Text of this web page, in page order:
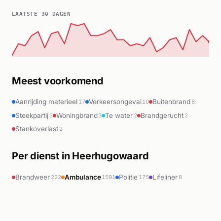
LAATSTE 30 DAGEN
Meest voorkomend
Aanrijding materieel 17 Verkeersongeval10 Buitenbrand 6
Steekpartij 3 Woningbrand3 Te water 2 Brandgerucht 2
Stankoverlast 2
Per dienst in Heerhugowaard
Brandweer 222 Ambulance1591 Politie 175 Lifeliner 8